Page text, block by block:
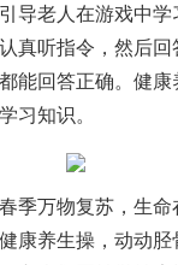
导老人在游戏中
真听指令，然后
能回答正确。健
习知识。
季万物复苏，生
康养生操，动动